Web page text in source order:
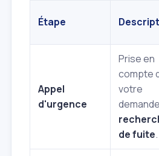
Étape
Appel
d'urgence
Prise en
compte
votre
de fuite.